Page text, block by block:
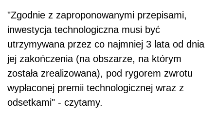
"Zgodnie z zaproponowanymi przepisami,
inwestycja technologiczna musi być
utrzymywana przez co najmniej 3 lata od dnia
jej zakończenia (na obszarze, na którym
została zrealizowana), pod rygorem zwrotu
wypłaconej premii technologicznej wraz z
odsetkami" - czytamy.